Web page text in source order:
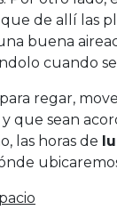
de allí las
buena
cuando
regar,
sean
las horas de